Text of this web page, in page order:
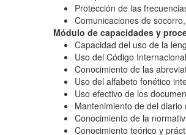
Protección de las
Comunicaciones de
Módulo de capacidades y
Capacidad del uso de la
Uso del Código
Conocimiento de las
Uso del alfabeto fonético
Uso efectivo de los
Mantenimiento de del
Conocimiento de la
Conocimiento teórico y